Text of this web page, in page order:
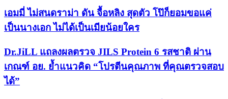
เอมมี่ ไม่สนดราม่า ดัน จื้อหลิง สุดตัว โป๊ก็ยอมขอแค่
เป็นนางเอก ไม่ได้เป็นเมียน้อยใคร
Dr.JiLL แถลงผลตรวจ JILS Protein 6 รสชาติ ผ่าน
เกณฑ์ อย. ย้ำแนวคิด “โปรตีนคุณภาพ ที่คุณตรวจสอบ
ได้”